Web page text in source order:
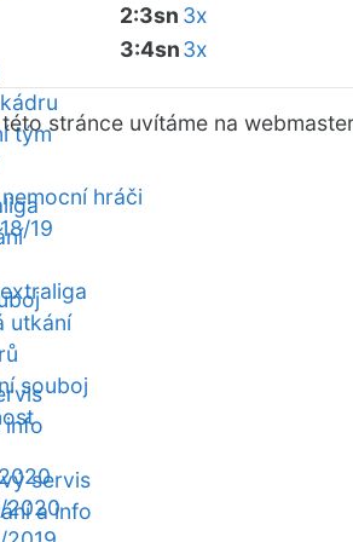
tým
hráči
19
utkání
souboj
servis
a info
2:3sn 3x
3:4sn3x
stránce uvítáme na webmaster
info
2020